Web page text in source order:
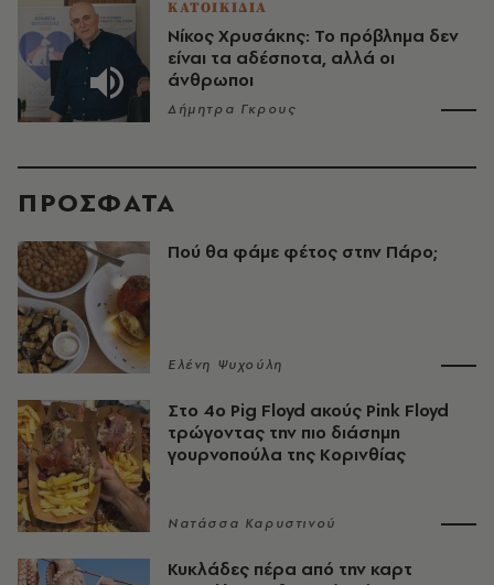
ΚΑΤΟΙΚΙΔΙΑ
Νίκος Χρυσάκης: Το πρόβλημα δεν
είναι τα αδέσποτα, αλλά οι
άνθρωποι
Δήμητρα Γκρους
ΠΡΟΣΦΑΤΑ
Πού θα φάμε φέτος στην Πάρο;
Ελένη Ψυχούλη
Στο 4ο Pig Floyd ακούς Pink Floyd
τρώγοντας την πιο διάσημη
γουρνοπούλα της Κορινθίας
Νατάσσα Καρυστινού
Κυκλάδες πέρα από την καρτ